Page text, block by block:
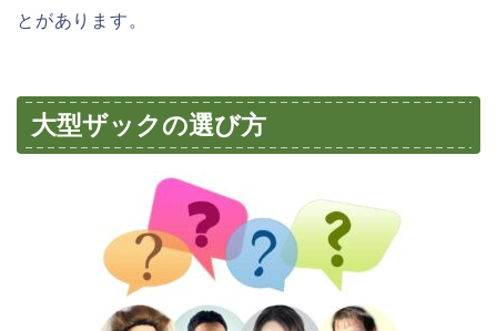
とがあります。
大型ザックの選び方